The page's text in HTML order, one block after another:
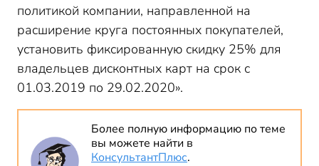
политикой компании, направленной на
расширение круга постоянных покупателей,
установить фиксированную скидку 25% для
владельцев дисконтных карт на срок с
01.03.2019 по 29.02.2020».
Более полную информацию по теме
вы можете найти в
КонсультантПлюс.